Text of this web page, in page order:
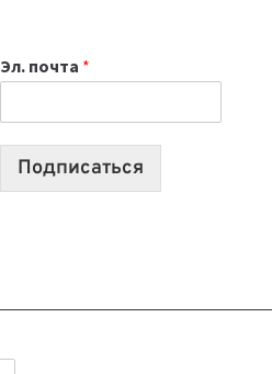
2026:
10
Эл. почта *
Подписаться